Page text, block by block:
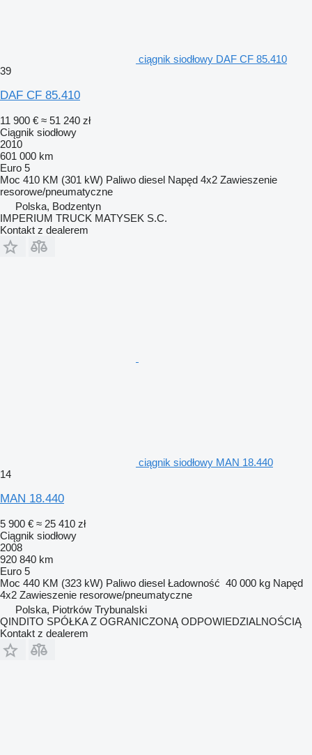
ciągnik siodłowy DAF CF 85.410
39
DAF CF 85.410
11 900 € ≈ 51 240 zł
Ciągnik siodłowy
2010
601 000 km
Euro 5
Moc 410 KM (301 kW) Paliwo diesel Napęd 4x2 Zawieszenie
resorowe/pneumatyczne
Polska, Bodzentyn
IMPERIUM TRUCK MATYSEK S.C.
Kontakt z dealerem
ciągnik siodłowy MAN 18.440
14
MAN 18.440
5 900 € ≈ 25 410 zł
Ciągnik siodłowy
2008
920 840 km
Euro 5
Moc 440 KM (323 kW) Paliwo diesel Ładowność 40 000 kg Napęd
4x2 Zawieszenie resorowe/pneumatyczne
Polska, Piotrków Trybunalski
QINDITO SPÓŁKA Z OGRANICZONĄ ODPOWIEDZIALNOŚCIĄ
Kontakt z dealerem